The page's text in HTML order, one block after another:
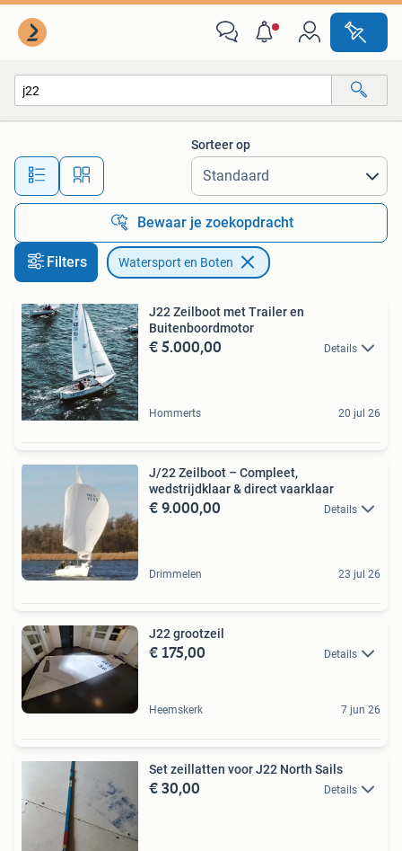
Alle afstanden…
Sorteer op
Bewaar je zoekopdracht
Filters Watersport en Boten
J22 Zeilboot met Trailer en
Buitenboordmotor
€ 5.000,00 Details
Hommerts 20 jul 26
J/22 Zeilboot – Compleet,
wedstrijdklaar & direct vaarklaar
€ 9.000,00 Details
Drimmelen 23 jul 26
J22 grootzeil
€ 175,00 Details
Heemskerk 7 jun 26
Set zeillatten voor J22 North Sails
€ 30,00 Details